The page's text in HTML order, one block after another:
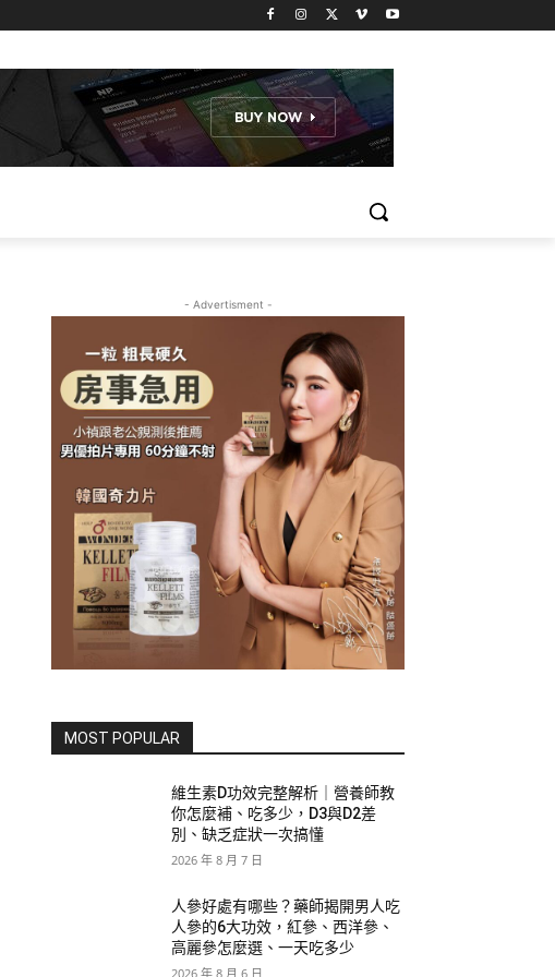
- Advertisment -
MOST POPULAR
維生素D功效完整解析｜營養師教
你怎麼補、吃多少，D3與D2差
別、缺乏症狀一次搞懂
2026 年 8 月 7 日
人參好處有哪些？藥師揭開男人吃
人參的6大功效，紅參、西洋參、
高麗參怎麼選、一天吃多少
2026 年 8 月 6 日